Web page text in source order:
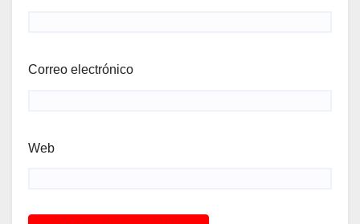
Correo electrónico
Web